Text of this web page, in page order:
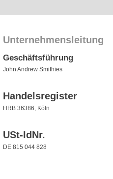
Unternehmensleitung
Geschäftsführung
John Andrew Smithies
Handelsregister
HRB 36386, Köln
USt-IdNr.
DE 815 044 828